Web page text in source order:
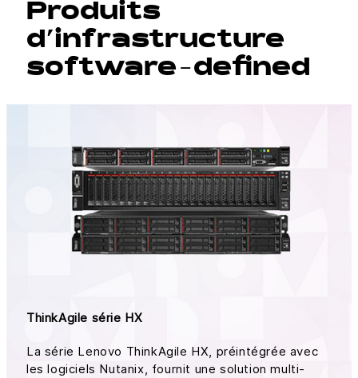
Produits
d’infrastructure
software-defined
ThinkAgile série HX
La série Lenovo ThinkAgile HX, préintégrée avec
les logiciels Nutanix, fournit une solution multi-